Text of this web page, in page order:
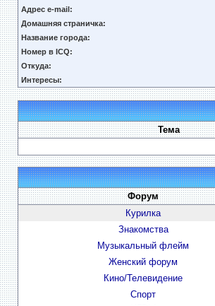
Адрес e-mail:
Домашняя страничка:
Название города:
Номер в ICQ:
Откуда:
Интересы:
Тема
Форум
Курилка
Знакомства
Музыкальный флейм
Женский форум
Кино/Телевидение
Спорт